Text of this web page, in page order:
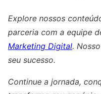
Explore nossos
parceria com a equipe
Marketing Digital.
seu sucesso.
Continue a jornada,